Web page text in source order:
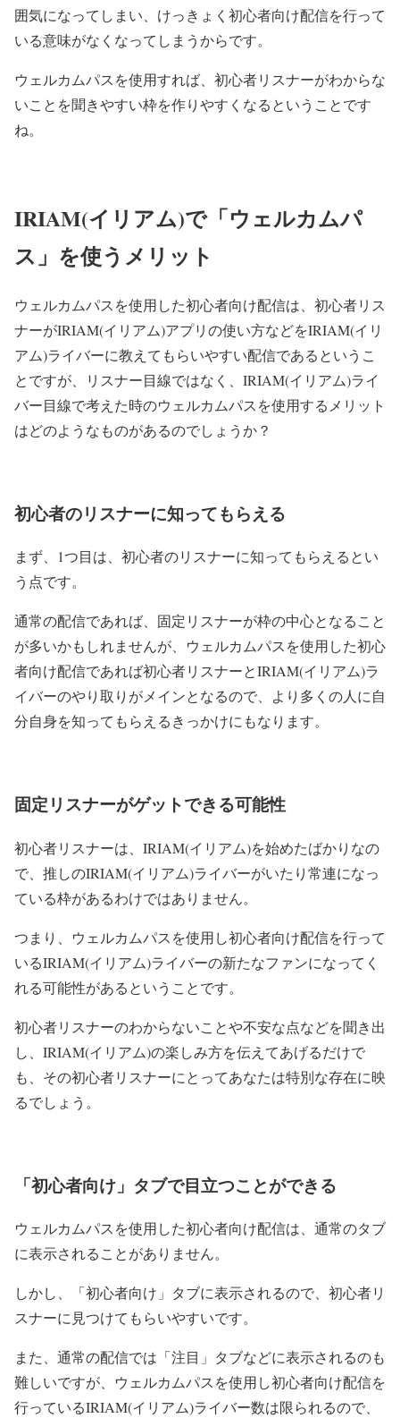
囲気になってしまい、けっきょく初心者向け配信を行って
いる意味がなくなってしまうからです。
ウェルカムパスを使用すれば、初心者リスナーがわからな
いことを聞きやすい枠を作りやすくなるということです
ね。
IRIAM(イリアム)で「ウェルカムパ
ス」を使うメリット
ウェルカムパスを使用した初心者向け配信は、初心者リス
ナーがIRIAM(イリアム)アプリの使い方などをIRIAM(イリ
アム)ライバーに教えてもらいやすい配信であるというこ
とですが、リスナー目線ではなく、IRIAM(イリアム)ライ
バー目線で考えた時のウェルカムパスを使用するメリット
はどのようなものがあるのでしょうか？
初心者のリスナーに知ってもらえる
まず、1つ目は、初心者のリスナーに知ってもらえるとい
う点です。
通常の配信であれば、固定リスナーが枠の中心となること
が多いかもしれませんが、ウェルカムパスを使用した初心
者向け配信であれば初心者リスナーとIRIAM(イリアム)ラ
イバーのやり取りがメインとなるので、より多くの人に自
分自身を知ってもらえるきっかけにもなります。
固定リスナーがゲットできる可能性
初心者リスナーは、IRIAM(イリアム)を始めたばかりなの
で、推しのIRIAM(イリアム)ライバーがいたり常連になっ
ている枠があるわけではありません。
つまり、ウェルカムパスを使用し初心者向け配信を行って
いるIRIAM(イリアム)ライバーの新たなファンになってく
れる可能性があるということです。
初心者リスナーのわからないことや不安な点などを聞き出
し、IRIAM(イリアム)の楽しみ方を伝えてあげるだけで
も、その初心者リスナーにとってあなたは特別な存在に映
るでしょう。
「初心者向け」タブで目立つことができる
ウェルカムパスを使用した初心者向け配信は、通常のタブ
に表示されることがありません。
しかし、「初心者向け」タブに表示されるので、初心者リ
スナーに見つけてもらいやすいです。
また、通常の配信では「注目」タブなどに表示されるのも
難しいですが、ウェルカムパスを使用し初心者向け配信を
行っているIRIAM(イリアム)ライバー数は限られるので、